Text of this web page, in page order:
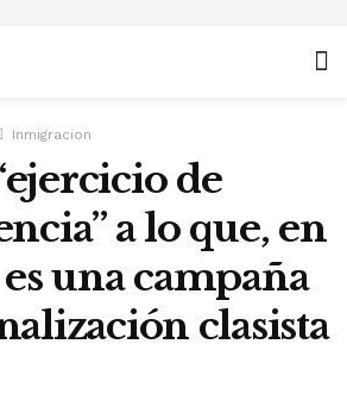
Inmigracion
de
a lo que, en
una campaña
clasista